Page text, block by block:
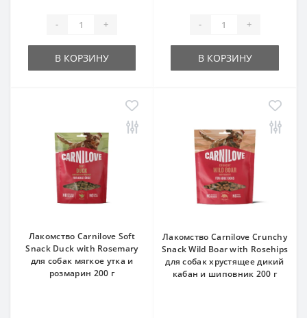
- +
В КОРЗИНУ
- +
В КОРЗИНУ
Лакомство Carnilove Soft
Snack Duck with Rosemary
для собак мягкое утка и
розмарин 200 г
Лакомство Carnilove Crunchy
Snack Wild Boar with Rosehips
для собак хрустящее дикий
кабан и шиповник 200 г